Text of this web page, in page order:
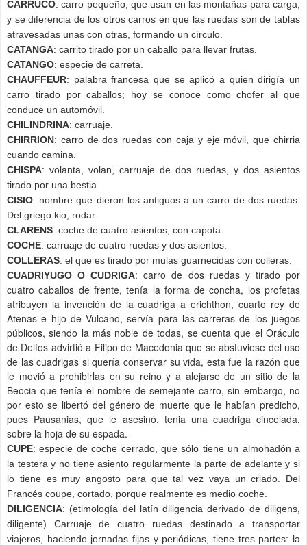
CARRUCO: carro pequeño, que usan en las montañas para carga,
y se diferencia de los otros carros en que las ruedas son de tablas
atravesadas unas con otras, formando un círculo.
CATANGA: carrito tirado por un caballo para llevar frutas.
CATANGO: especie de carreta.
CHAUFFEUR: palabra francesa que se aplicó a quien dirigía un
carro tirado por caballos; hoy se conoce como chofer al que
conduce un automóvil.
CHILINDRINA: carruaje.
CHIRRION: carro de dos ruedas con caja y eje móvil, que chirria
cuando camina.
CHISPA: volanta, volan, carruaje de dos ruedas, y dos asientos
tirado por una bestia.
CISIO: nombre que dieron los antiguos a un carro de dos ruedas.
Del griego kio, rodar.
CLARENS: coche de cuatro asientos, con capota.
COCHE: carruaje de cuatro ruedas y dos asientos.
COLLERAS: el que es tirado por mulas guarnecidas con colleras.
CUADRIYUGO O CUDRIGA: carro de dos ruedas y tirado por
cuatro caballos de frente, tenía la forma de concha, los profetas
atribuyen la invención de la cuadriga a erichthon, cuarto rey de
Atenas e hijo de Vulcano, servía para las carreras de los juegos
públicos, siendo la más noble de todas, se cuenta que el Oráculo
de Delfos advirtió a Filipo de Macedonia que se abstuviese del uso
de las cuadrigas si quería conservar su vida, esta fue la razón que
le movió a prohibirlas en su reino y a alejarse de un sitio de la
Beocia que tenía el nombre de semejante carro, sin embargo, no
por esto se libertó del género de muerte que le habían predicho,
pues Pausanias, que le asesinó, tenia una cuadriga cincelada,
sobre la hoja de su espada.
CUPE: especie de coche cerrado, que sólo tiene un almohadón a
la testera y no tiene asiento regularmente la parte de adelante y si
lo tiene es muy angosto para que tal vez vaya un criado. Del
Francés coupe, cortado, porque realmente es medio coche.
DILIGENCIA: (etimología del latín diligencia derivado de diligens,
diligente) Carruaje de cuatro ruedas destinado a transportar
viajeros, haciendo jornadas fijas y periódicas, tiene tres partes: la